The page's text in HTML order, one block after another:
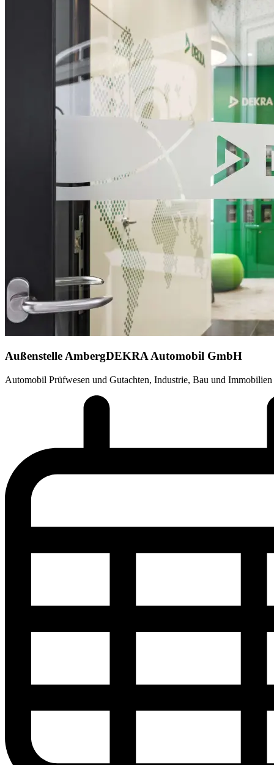
Außenstelle AmbergDEKRA Automobil GmbH
Automobil Prüfwesen und Gutachten, Industrie, Bau und Immobilien